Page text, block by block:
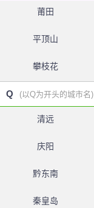
莆田
平顶山
攀枝花
Q (以Q为开头的城市名)
清远
庆阳
黔东南
秦皇岛